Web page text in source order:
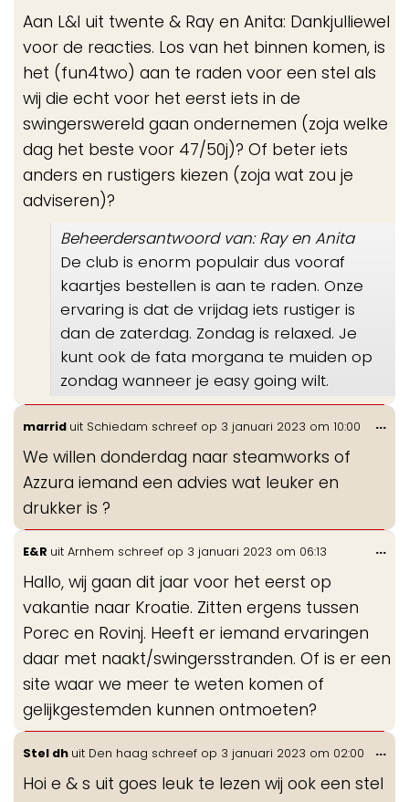
Aan L&I uit twente & Ray en Anita: Dankjulliewel
voor de reacties. Los van het binnen komen, is
het (fun4two) aan te raden voor een stel als
wij die echt voor het eerst iets in de
swingerswereld gaan ondernemen (zoja welke
dag het beste voor 47/50j)? Of beter iets
anders en rustigers kiezen (zoja wat zou je
adviseren)?
Beheerdersantwoord van: Ray en Anita
De club is enorm populair dus vooraf
kaartjes bestellen is aan te raden. Onze
ervaring is dat de vrijdag iets rustiger is
dan de zaterdag. Zondag is relaxed. Je
kunt ook de fata morgana te muiden op
zondag wanneer je easy going wilt.
marrid uit Schiedam schreef op 3 januari 2023 om 10:00
We willen donderdag naar steamworks of
Azzura iemand een advies wat leuker en
drukker is ?
...
E&R uit Arnhem schreef op 3 januari 2023 om 06:13
Hallo, wij gaan dit jaar voor het eerst op
vakantie naar Kroatie. Zitten ergens tussen
Porec en Rovinj. Heeft er iemand ervaringen
daar met naakt/swingersstranden. Of is er een
site waar we meer te weten komen of
gelijkgestemden kunnen ontmoeten?
...
Stel dh uit Den haag schreef op 3 januari 2023 om 02:00
Hoi e & s uit goes leuk te lezen wij ook een stel
...